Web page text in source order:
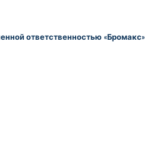
ответственностью «Бромакс»